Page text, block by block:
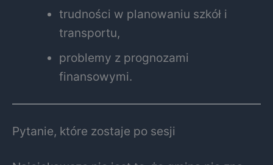
trudności w planowaniu szkół i
transportu,
problemy z prognozami
finansowymi.
Pytanie, które zostaje po sesji